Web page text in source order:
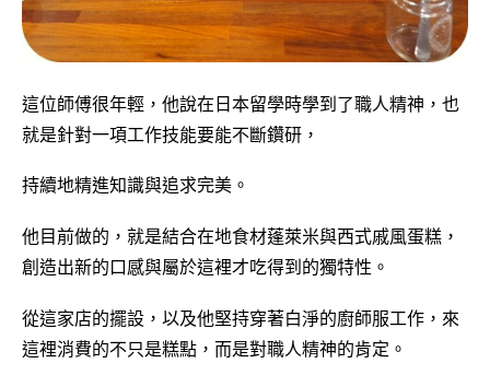
這位師傅很年輕，他說在日本留學時學到了職人精神，也
就是針對一項工作技能要能不斷鑽研，
持續地精進知識與追求完美。
他目前做的，就是結合在地食材蓬萊米與西式戚風蛋糕，
創造出新的口感與屬於這裡才吃得到的獨特性。
從這家店的擺設，以及他堅持穿著白淨的廚師服工作，來
這裡消費的不只是糕點，而是對職人精神的肯定。